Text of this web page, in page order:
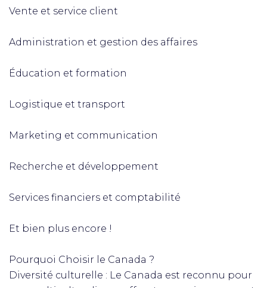
Vente et service client
Administration et gestion des affaires
Éducation et formation
Logistique et transport
Marketing et communication
Recherche et développement
Services financiers et comptabilité
Et bien plus encore !
Pourquoi Choisir le Canada ?
Diversité culturelle : Le Canada est reconnu pour